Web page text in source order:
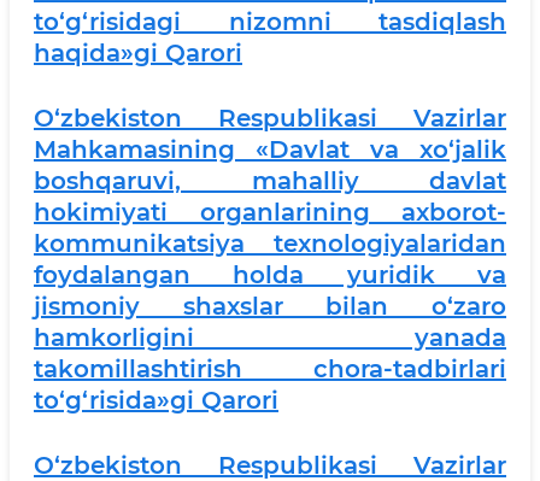
to‘g‘risidagi nizomni tasdiqlash
haqida»gi Qarori
O‘zbekiston Respublikasi Vazirlar
Mahkamasining «Davlat va xo‘jalik
boshqaruvi, mahalliy davlat
hokimiyati organlarining axborot-
kommunikatsiya texnologiyalaridan
foydalangan holda yuridik va
jismoniy shaxslar bilan o‘zaro
hamkorligini yanada
takomillashtirish chora-tadbirlari
to‘g‘risida»gi Qarori
O‘zbekiston Respublikasi Vazirlar